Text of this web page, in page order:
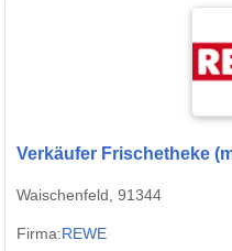
Verkäufer Frischetheke
Waischenfeld, 91344
Firma:REWE